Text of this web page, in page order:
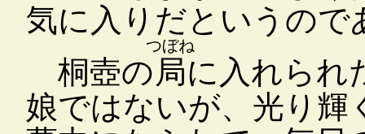
気に入りだというので
桐壺の局
つぼね
に入れられ
娘ではないが、光り輝